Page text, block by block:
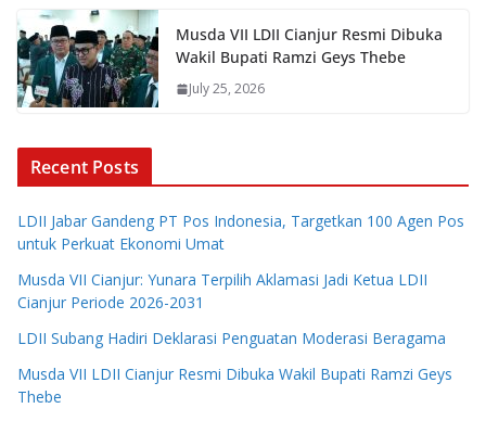
Musda VII LDII Cianjur Resmi Dibuka
Wakil Bupati Ramzi Geys Thebe
July 25, 2026
Recent Posts
LDII Jabar Gandeng PT Pos Indonesia, Targetkan 100 Agen Pos
untuk Perkuat Ekonomi Umat
Musda VII Cianjur: Yunara Terpilih Aklamasi Jadi Ketua LDII
Cianjur Periode 2026-2031
LDII Subang Hadiri Deklarasi Penguatan Moderasi Beragama
Musda VII LDII Cianjur Resmi Dibuka Wakil Bupati Ramzi Geys
Thebe